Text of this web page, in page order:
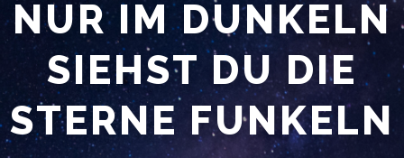
REZENSION BLOG LESERSTIMMEN KONTAKT
NUR IM DUNKELN
SIEHST DU DIE
STERNE FUNKELN